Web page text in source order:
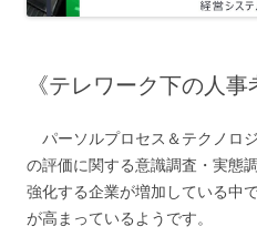
《テレワーク下の人事
パーソルプロセス＆テクノロ
の評価に関する意識調査・実態
強化する企業が増加している中
が高まっているようです。